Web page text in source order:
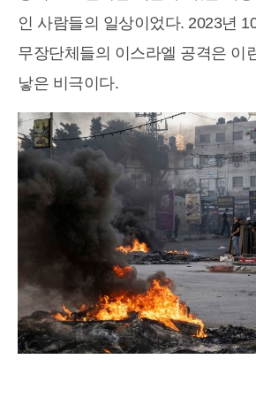
인 사람들의 일상이었다. 2023년
무장단체들의 이스라엘 공격은 이
낳은 비극이다.